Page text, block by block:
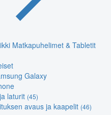
Matkapuhelimet & Tabletit
Galaxy
laturit (45)
avaus ja kaapelit (46)